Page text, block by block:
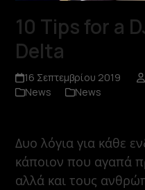
10 Tips for a
Delta
16 Σεπτεμβρίου 2019
News
News
Δυο λόγια για κάθε
κάποιον που αγαπά
αλλά και τους